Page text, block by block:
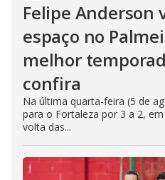
Felipe Anderson
espaço no
melhor
confira
Na última quarta-feira (5 de
para o Fortaleza por 3 a 2,
volta das...